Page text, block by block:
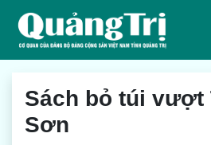
Sách bỏ túi vượt
Sơn